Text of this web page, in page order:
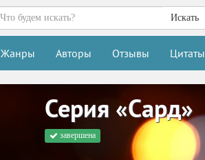
Искать
Жанры Авторы Отзывы Цитаты
Серия «Сард»
завершена